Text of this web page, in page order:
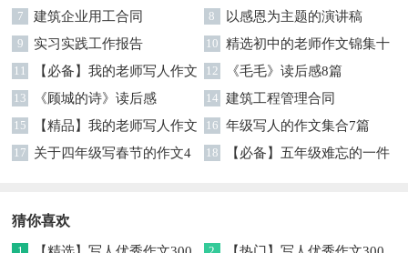
编六篇
7 建筑企业用工合同 8 以感恩为主题的演讲稿
9 实习实践工作报告 10 精选初中的老师作文锦集十
篇
11
【必备】我的老师写人作文
集合八篇
12 《毛毛》读后感8篇
13 《顾城的诗》读后感 14 建筑工程管理合同
15
【精品】我的老师写人作文
集合5篇
16 年级写人的作文集合7篇
17
关于四年级写春节的作文4
18
【必备】五年级难忘的一件
猜你喜欢